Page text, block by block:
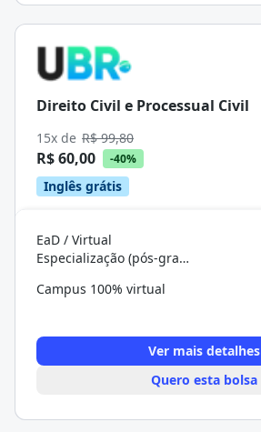
Direito Civil e Processual Civil
15x de R$ 99,80
R$ 60,00 -40%
Inglês grátis
EaD / Virtual
Especialização (pós-graduação)
Campus 100% virtual
Ver mais detalhes
Quero esta bolsa